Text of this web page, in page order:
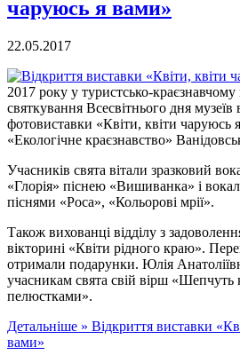
чаруюсь я вами»
22.05.2017
2017 року у туристсько-краєзнавчому
святкування Всесвітнього дня музеїв
фотовиставки «Квіти, квіти чаруюсь
«Екологічне краєзнавство»
Учасників свята вітали зразковий
«Глорія» піснею «Вишиванка» і
піснями «Роса», «Кольорові мрії».
Також вихованці відділу з
вікторині «Квіти рідного краю».
отримали подарунки. Юлія
учасникам свята свій вірш «Шепчуть
пелюстками».
Детальніше » Відкриття виставки
вами»